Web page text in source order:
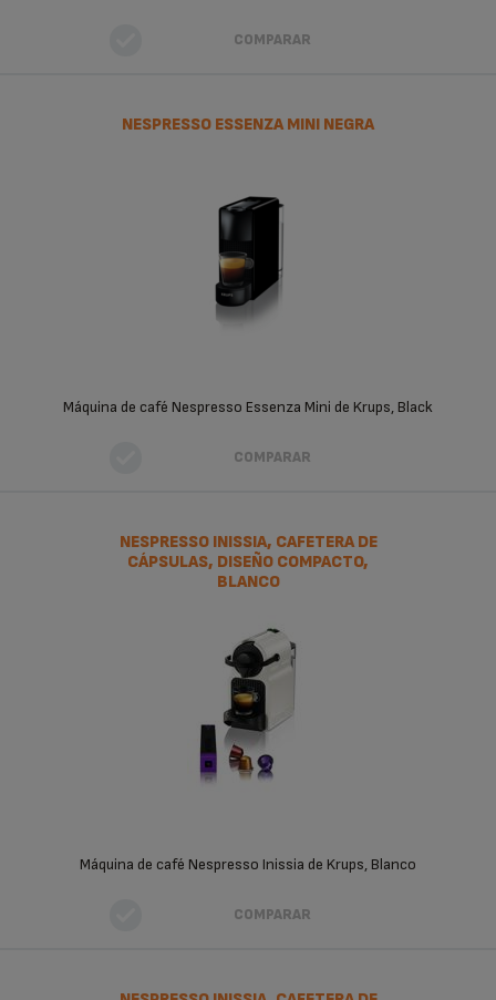
COMPARAR
COMPARAR
NESPRESSO ESSENZA MINI NEGRA
Máquina de café Nespresso Essenza Mini de Krups, Black
COMPARAR
NESPRESSO INISSIA, CAFETERA DE
CÁPSULAS, DISEÑO COMPACTO,
BLANCO
Máquina de café Nespresso Inissia de Krups, Blanco